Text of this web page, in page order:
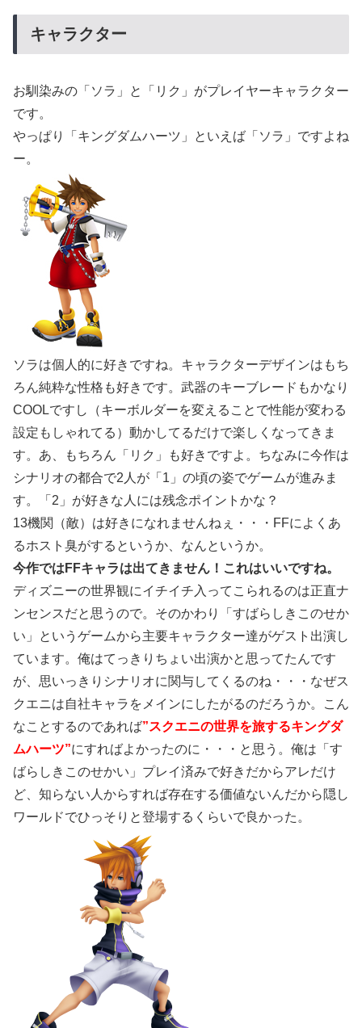
キャラクター
お馴染みの「ソラ」と「リク」がプレイヤーキャラクター
です。
やっぱり「キングダムハーツ」といえば「ソラ」ですよね
ー。
ソラは個人的に好きですね。キャラクターデザインはもち
ろん純粋な性格も好きです。武器のキーブレードもかなり
COOLですし（キーボルダーを変えることで性能が変わる
設定もしゃれてる）動かしてるだけで楽しくなってきま
す。あ、もちろん「リク」も好きですよ。ちなみに今作は
シナリオの都合で2人が「1」の頃の姿でゲームが進みま
す。「2」が好きな人には残念ポイントかな？
13機関（敵）は好きになれませんねぇ・・・FFによくあ
るホスト臭がするというか、なんというか。
今作ではFFキャラは出てきません！これはいいですね。
ディズニーの世界観にイチイチ入ってこられるのは正直ナ
ンセンスだと思うので。そのかわり「すばらしきこのせか
い」というゲームから主要キャラクター達がゲスト出演し
ています。俺はてっきりちょい出演かと思ってたんです
が、思いっきりシナリオに関与してくるのね・・・なぜス
クエニは自社キャラをメインにしたがるのだろうか。こん
なことするのであれば”スクエニの世界を旅するキングダ
ムハーツ”にすればよかったのに・・・と思う。俺は「す
ばらしきこのせかい」プレイ済みで好きだからアレだけ
ど、知らない人からすれば存在する価値ないんだから隠し
ワールドでひっそりと登場するくらいで良かった。